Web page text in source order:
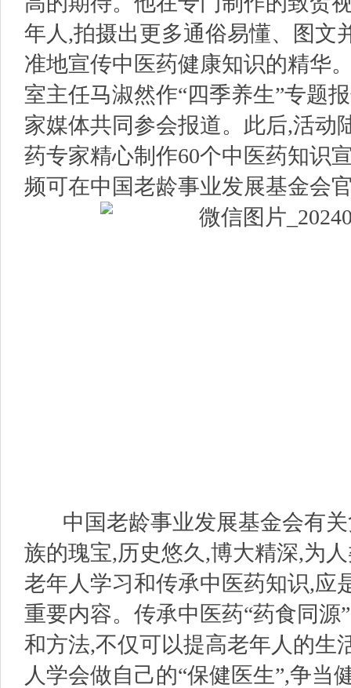
年人,拍摄出更多通俗易懂、图文
准地宣传中医药健康知识的精华
室主任马淑然作“四季养生”专题
家媒体共同参会报道。此后,活动
药专家精心制作60个中医药知识
频可在中国老龄事业发展基金会
中国老龄事业发展基金会有关
族的瑰宝,历史悠久,博大精深,为
老年人学习和传承中医药知识,应
重要内容。传承中医药“药食同源
和方法,不仅可以提高老年人的生
人学会做自己的“保健医生”,争当